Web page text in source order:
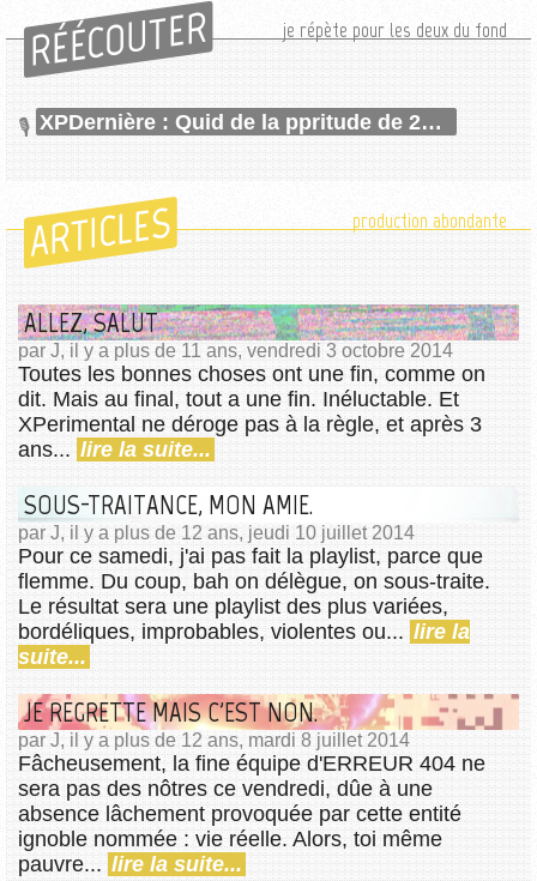
RÉÉCOUTER je répète pour les deux du fond
XPDernière : Quid de la ppritude de 2014 ?
ARTICLES production abondante
ALLEZ, SALUT
par J, il y a plus de 11 ans, vendredi 3 octobre 2014
Toutes les bonnes choses ont une fin, comme on
dit. Mais au final, tout a une fin. Inéluctable. Et
XPerimental ne déroge pas à la règle, et après 3
ans... lire la suite...
SOUS-TRAITANCE, MON AMIE.
par J, il y a plus de 12 ans, jeudi 10 juillet 2014
Pour ce samedi, j'ai pas fait la playlist, parce que
flemme. Du coup, bah on délègue, on sous-traite.
Le résultat sera une playlist des plus variées,
bordéliques, improbables, violentes ou... lire la
suite...
JE REGRETTE MAIS C'EST NON.
par J, il y a plus de 12 ans, mardi 8 juillet 2014
Fâcheusement, la fine équipe d'ERREUR 404 ne
sera pas des nôtres ce vendredi, dûe à une
absence lâchement provoquée par cette entité
ignoble nommée : vie réelle. Alors, toi même
pauvre... lire la suite...